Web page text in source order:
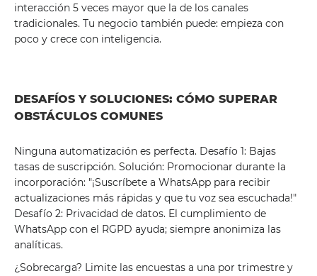
interacción 5 veces mayor que la de los canales
tradicionales. Tu negocio también puede: empieza con
poco y crece con inteligencia.
DESAFÍOS Y SOLUCIONES: CÓMO SUPERAR
OBSTÁCULOS COMUNES
Ninguna automatización es perfecta. Desafío 1: Bajas
tasas de suscripción. Solución: Promocionar durante la
incorporación: "¡Suscríbete a WhatsApp para recibir
actualizaciones más rápidas y que tu voz sea escuchada!"
Desafío 2: Privacidad de datos. El cumplimiento de
WhatsApp con el RGPD ayuda; siempre anonimiza las
analíticas.
¿Sobrecarga? Limite las encuestas a una por trimestre y